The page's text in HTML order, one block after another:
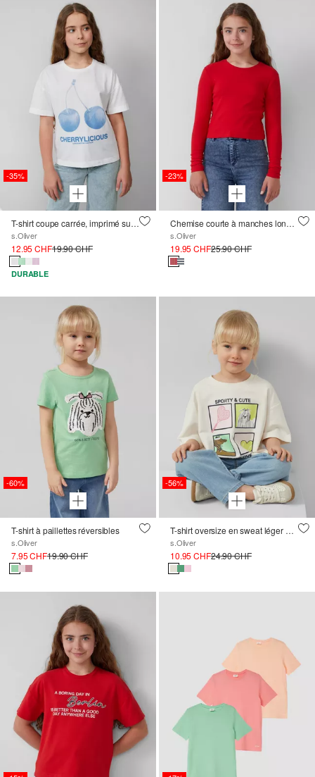
-35%
T-shirt coupe carrée, imprimé sur le devant
s.Oliver
12.95 CHF19.90 CHF
DURABLE
-23%
Chemise courte à manches longues en tissu côtelé
s.Oliver
19.95 CHF25.90 CHF
-60%
T-shirt à paillettes réversibles
s.Oliver
7.95 CHF19.90 CHF
-56%
T-shirt oversize en sweat léger avec imprimé sur le devant
s.Oliver
10.95 CHF24.90 CHF